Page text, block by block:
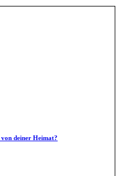
deiner Heimat?